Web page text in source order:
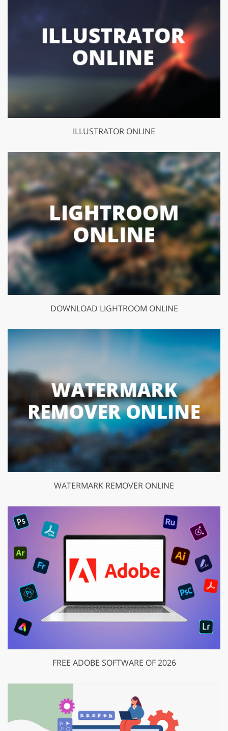
ILLUSTRATOR ONLINE
DOWNLOAD LIGHTROOM ONLINE
WATERMARK REMOVER ONLINE
FREE ADOBE SOFTWARE OF 2026